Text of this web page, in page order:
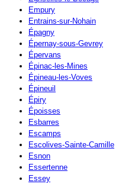
Empury
Entrains-sur-Nohain
Épagny
Épernay-sous-Gevrey
Épervans
Épinac-les-Mines
Épineau-les-Voves
Épineuil
Épiry
Époisses
Esbarres
Escamps
Escolives-Sainte-Camille
Esnon
Essertenne
Essey